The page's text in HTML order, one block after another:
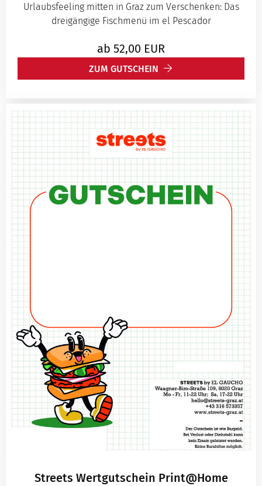
Urlaubsfeeling mitten in Graz zum Verschenken: Das
dreigängige Fischmenü im el Pescador
ab 52,00 EUR
ZUM GUTSCHEIN
Streets Wertgutschein Print@Home